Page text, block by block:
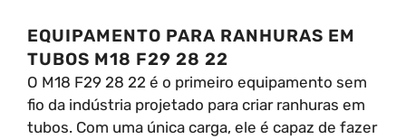
EQUIPAMENTO PARA RANHURAS EM
TUBOS M18 F29 28 22
O M18 F29 28 22 é o primeiro equipamento sem
fio da indústria projetado para criar ranhuras em
tubos. Com uma única carga, ele é capaz de fazer